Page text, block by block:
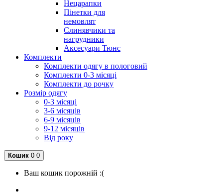
Нецарапки
Пінетки для
немовлят
Слинявчики та
нагрудники
Аксесуари Тюнс
Комплекти
Комплекти одягу в пологовий
Комплекти 0-3 місяці
Комплекти до рочку
Розмір одягу
0-3 місяці
3-6 місяців
6-9 місяців
9-12 місяців
Від року
Кошик 0 0
Ваш кошик порожній :(